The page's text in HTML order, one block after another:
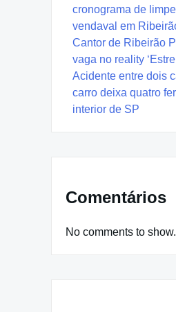
cronograma de
vendaval em
Cantor de Ribeirão
vaga no reality
Acidente entre dois
carro deixa quatro
interior de SP
Comentários
No comments to show.